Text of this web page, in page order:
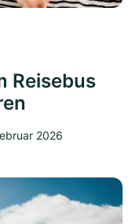
Reisebus
2026